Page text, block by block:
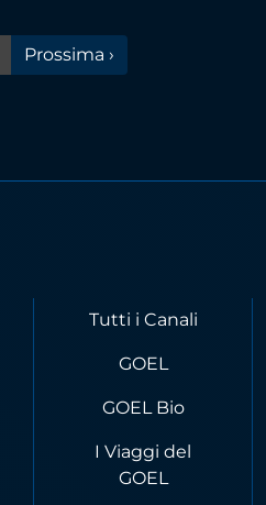
Pagina successiva
Prossima ›
Tutti i Canali
GOEL
GOEL Bio
I Viaggi del
GOEL